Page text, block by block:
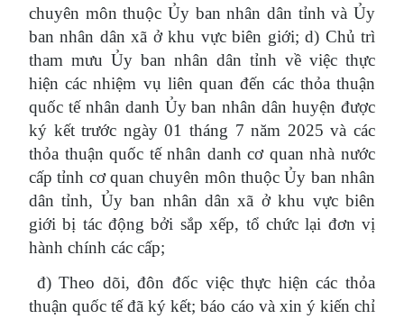
chuyên môn thuộc Ủy ban nhân dân tỉnh và Ủy
ban nhân dân xã ở khu vực biên giới; d) Chủ trì
tham mưu Ủy ban nhân dân tỉnh về việc thực
hiện các nhiệm vụ liên quan đến các thỏa thuận
quốc tế nhân danh Ủy ban nhân dân huyện được
ký kết trước ngày 01 tháng 7 năm 2025 và các
thỏa thuận quốc tế nhân danh cơ quan nhà nước
cấp tỉnh cơ quan chuyên môn thuộc Ủy ban nhân
dân tỉnh, Ủy ban nhân dân xã ở khu vực biên
giới bị tác động bởi sắp xếp, tổ chức lại đơn vị
hành chính các cấp;
đ) Theo dõi, đôn đốc việc thực hiện các thỏa
thuận quốc tế đã ký kết; báo cáo và xin ý kiến chỉ